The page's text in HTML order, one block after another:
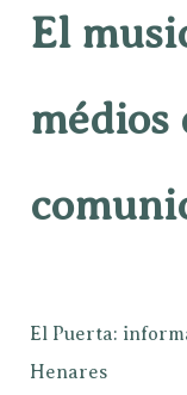
El
médios
El Puerta:
Henares